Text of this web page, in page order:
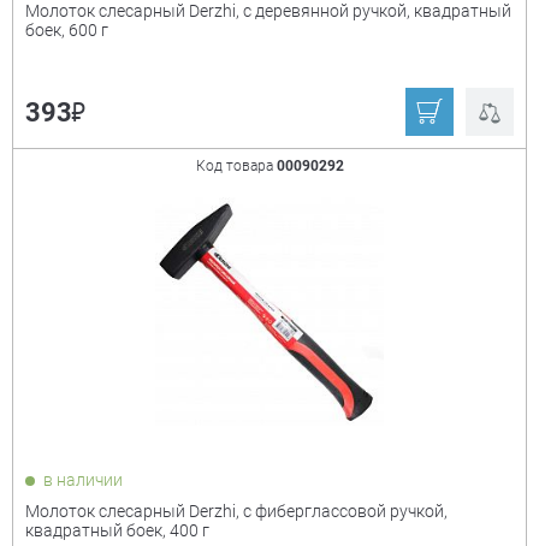
Молоток слесарный Derzhi, с деревянной ручкой, квадратный
боек, 600 г
393₽
Код товара 00090292
в наличии
Молоток слесарный Derzhi, с фиберглассовой ручкой,
квадратный боек, 400 г